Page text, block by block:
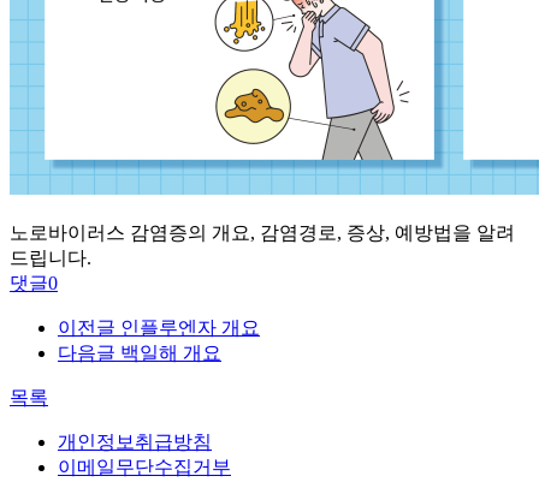
노로바이러스 감염증의 개요, 감염경로, 증상, 예방법을 알려
드립니다.
댓글0
이전글 인플루엔자 개요
다음글 백일해 개요
목록
개인정보취급방침
이메일무단수집거부